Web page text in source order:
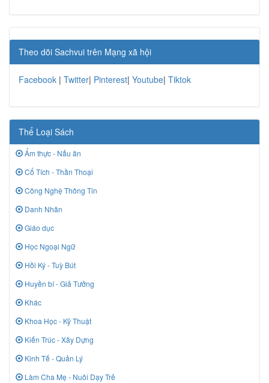
Theo dõi Sachvui trên Mạng xã hội
Facebook | Twitter| Pinterest| Youtube| Tiktok
Thể Loại Sách
Ẩm thực - Nấu ăn
Cổ Tích - Thần Thoại
Công Nghệ Thông Tin
Danh Nhân
Giáo dục
Học Ngoại Ngữ
Hồi Ký - Tuỳ Bút
Huyền bí - Giả Tưởng
Khác
Khoa Học - Kỹ Thuật
Kiến Trúc - Xây Dựng
Kinh Tế - Quản Lý
Làm Cha Mẹ - Nuôi Dạy Trẻ